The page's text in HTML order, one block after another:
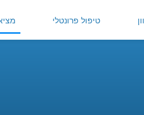
טיפול פרונטלי